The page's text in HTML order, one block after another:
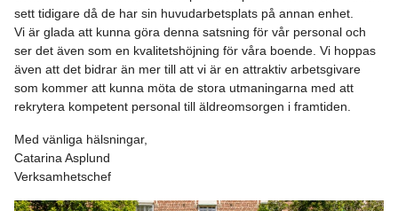
sett tidigare då de har sin huvudarbetsplats på annan enhet.
Vi är glada att kunna göra denna satsning för vår personal och
ser det även som en kvalitetshöjning för våra boende. Vi hoppas
även att det bidrar än mer till att vi är en attraktiv arbetsgivare
som kommer att kunna möta de stora utmaningarna med att
rekrytera kompetent personal till äldreomsorgen i framtiden.
Med vänliga hälsningar,
Catarina Asplund
Verksamhetschef